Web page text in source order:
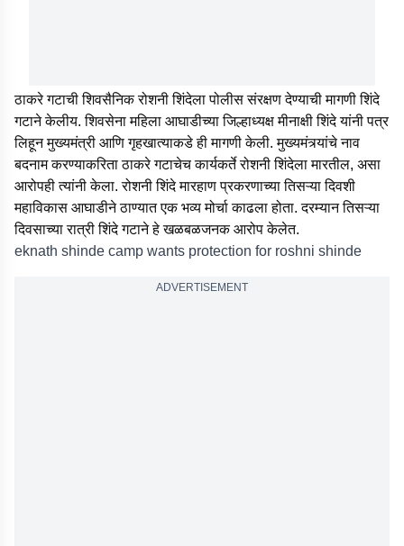
ठाकरे गटाची शिवसैनिक रोशनी शिंदेला पोलीस संरक्षण देण्याची मागणी शिंदे
गटाने केलीय. शिवसेना महिला आघाडीच्या जिल्हाध्यक्ष मीनाक्षी शिंदे यांनी पत्र
लिहून मुख्यमंत्री आणि गृहखात्याकडे ही मागणी केली. मुख्यमंत्र्यांचे नाव
बदनाम करण्याकरिता ठाकरे गटाचेच कार्यकर्ते रोशनी शिंदेला मारतील, असा
आरोपही त्यांनी केला. रोशनी शिंदे मारहाण प्रकरणाच्या तिसऱ्या दिवशी
महाविकास आघाडीने ठाण्यात एक भव्य मोर्चा काढला होता. दरम्यान तिसऱ्या
दिवसाच्या रात्री शिंदे गटाने हे खळबळजनक आरोप केलेत.
eknath shinde camp wants protection for roshni shinde
ADVERTISEMENT